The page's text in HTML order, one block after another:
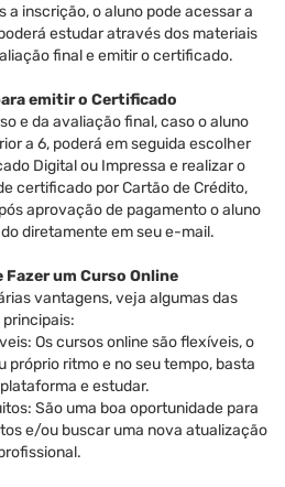
a inscrição, o aluno pode acessar a
estudar através dos materiais
final e emitir o certificado.
emitir o Certificado
e da avaliação final, caso o aluno
a 6, poderá em seguida escolher
Digital ou Impressa e realizar o
certificado por Cartão de Crédito,
aprovação de pagamento o aluno
diretamente em seu e-mail.
Fazer um Curso Online
vantagens, veja algumas das
principais:
Os cursos online são flexíveis, o
próprio ritmo e no seu tempo, basta
e estudar.
São uma boa oportunidade para
e/ou buscar uma nova atualização